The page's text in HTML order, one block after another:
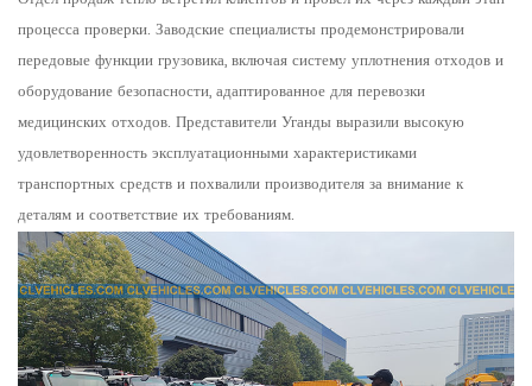
процесса проверки. Заводские специалисты продемонстрировали
передовые функции грузовика, включая систему уплотнения отходов и
оборудование безопасности, адаптированное для перевозки
медицинских отходов. Представители Уганды выразили высокую
удовлетворенность эксплуатационными характеристиками
транспортных средств и похвалили производителя за внимание к
деталям и соответствие их требованиям.